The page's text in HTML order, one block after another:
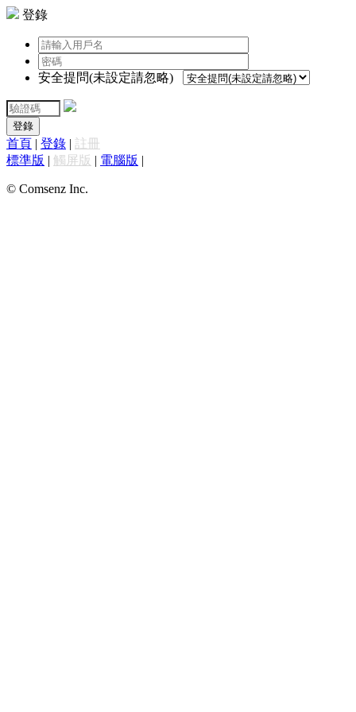
登錄
安全提問(未設定請忽略)
登錄
首頁 | 登錄 | 註冊
標準版 | 觸屏版 | 電腦版 |
© Comsenz Inc.